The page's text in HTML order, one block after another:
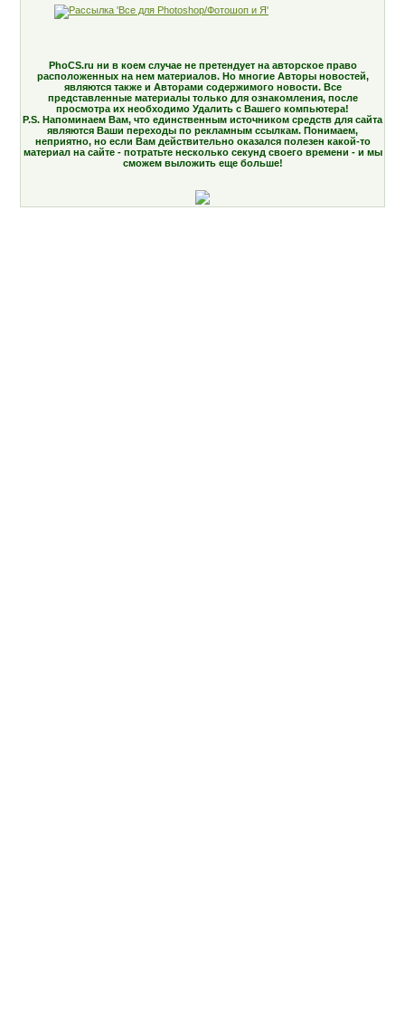
PhoCS.ru ни в коем случае не претендует на авторское право
расположенных на нем материалов. Но многие Авторы новостей,
являются также и Авторами содержимого новости. Все
представленные материалы только для ознакомления, после
просмотра их необходимо Удалить с Вашего компьютера!
P.S. Напоминаем Вам, что единственным источником средств для сайта
являются Ваши переходы по рекламным ссылкам. Понимаем,
неприятно, но если Вам действительно оказался полезен какой-то
материал на сайте - потратьте несколько секунд своего времени - и мы
сможем выложить еще больше!